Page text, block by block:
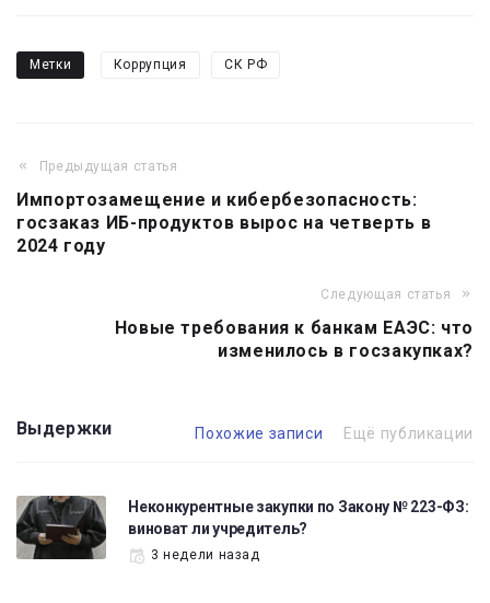
Метки Коррупция СК РФ
Навигация
по
записям
Предыдущая статья
Импортозамещение и кибербезопасность:
госзаказ ИБ-продуктов вырос на четверть в
2024 году
Следующая статья
Новые требования к банкам ЕАЭС: что
изменилось в госзакупках?
Выдержки Похожие записи Ещё публикации
Неконкурентные закупки по Закону № 223-ФЗ:
виноват ли учредитель?
3 недели назад